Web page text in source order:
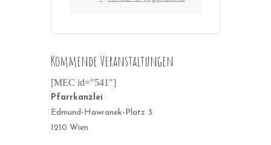
Kommende Veranstaltungen
[MEC id="541"]
Pfarrkanzlei
Edmund-Hawranek-Platz 3
1210 Wien